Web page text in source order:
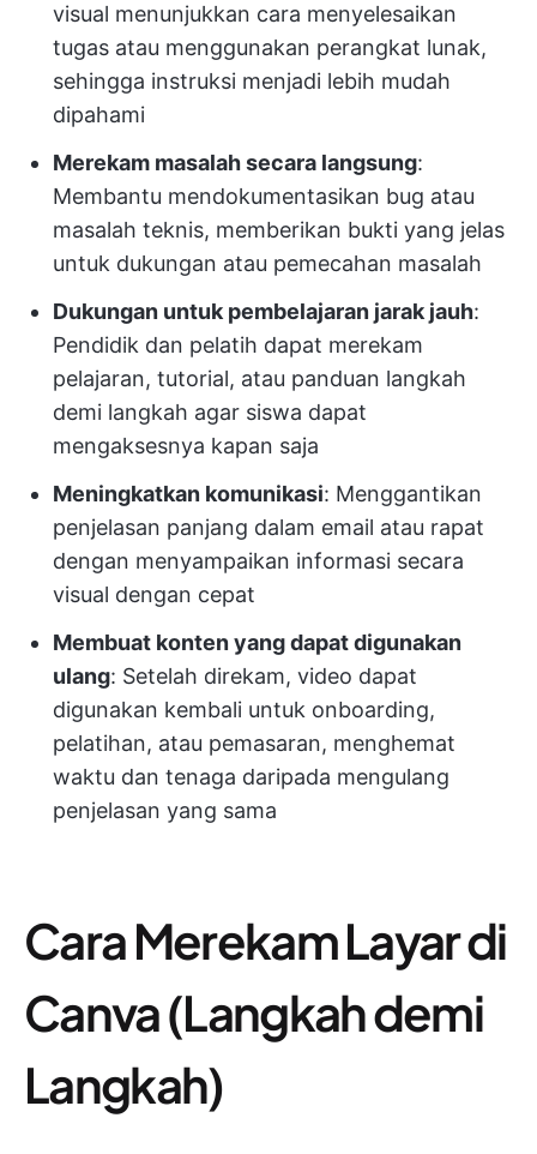
visual menunjukkan cara menyelesaikan
tugas atau menggunakan perangkat lunak,
sehingga instruksi menjadi lebih mudah
dipahami
Merekam masalah secara langsung:
Membantu mendokumentasikan bug atau
masalah teknis, memberikan bukti yang jelas
untuk dukungan atau pemecahan masalah
Dukungan untuk pembelajaran jarak jauh:
Pendidik dan pelatih dapat merekam
pelajaran, tutorial, atau panduan langkah
demi langkah agar siswa dapat
mengaksesnya kapan saja
Meningkatkan komunikasi: Menggantikan
penjelasan panjang dalam email atau rapat
dengan menyampaikan informasi secara
visual dengan cepat
Membuat konten yang dapat digunakan
ulang: Setelah direkam, video dapat
digunakan kembali untuk onboarding,
pelatihan, atau pemasaran, menghemat
waktu dan tenaga daripada mengulang
penjelasan yang sama
Cara Merekam Layar di
Canva (Langkah demi
Langkah)